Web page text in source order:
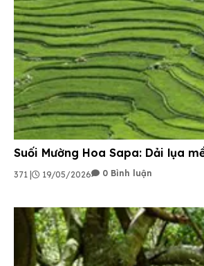
Suối Mường Hoa Sapa: Dải lụa
371 | 19/05/2026 0 Bình luận